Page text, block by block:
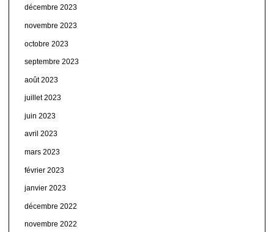
décembre 2023
novembre 2023
octobre 2023
septembre 2023
août 2023
juillet 2023
juin 2023
avril 2023
mars 2023
février 2023
janvier 2023
décembre 2022
novembre 2022